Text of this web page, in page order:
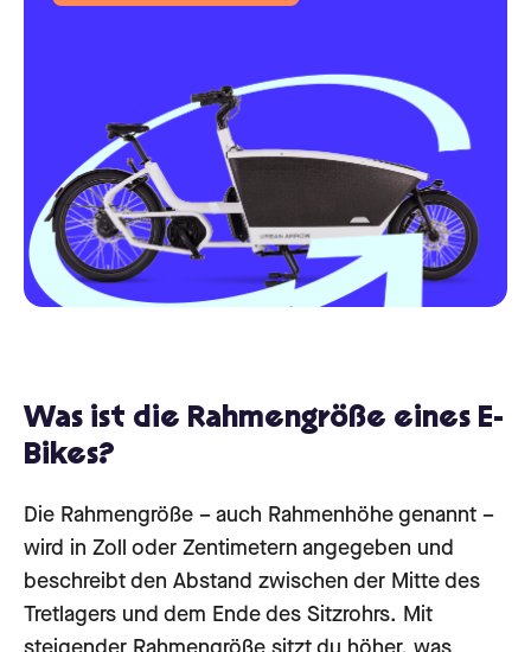
Was ist die Rahmengröße eines E-
Bikes?
Die Rahmengröße – auch Rahmenhöhe genannt –
wird in Zoll oder Zentimetern angegeben und
beschreibt den Abstand zwischen der Mitte des
Tretlagers und dem Ende des Sitzrohrs. Mit